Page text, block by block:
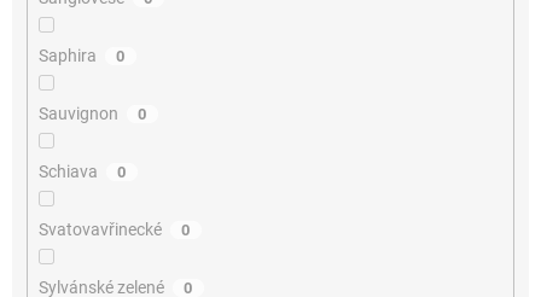
Saphira 0
Sauvignon 0
Schiava 0
Svatovavřinecké 0
Sylvánské zelené 0